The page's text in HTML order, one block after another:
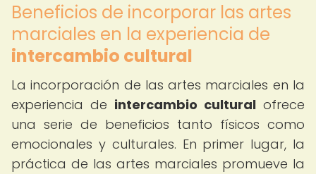
Beneficios de incorporar las artes
marciales en la experiencia de
intercambio cultural
La incorporación de las artes marciales en la
experiencia de intercambio cultural ofrece
una serie de beneficios tanto físicos como
emocionales y culturales. En primer lugar, la
práctica de las artes marciales promueve la